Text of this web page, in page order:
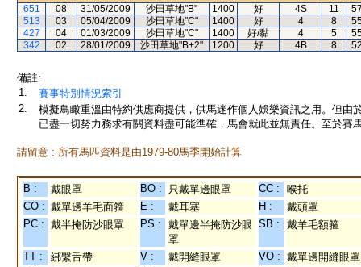
651
08 31/05/2009 沙田草地"B" 1400 好 4S 11
513
03 05/04/2009 沙田草地"C" 1400 好 4 8
427
04 01/03/2009 沙田草地"C" 1400 好/黏 4 5
342
02 28/01/2009 沙田草地"B+2" 1200 好 4B 8
備註:
1.
賽事特別情況索引
2.
模擬鳥瞰重溫由特約供應商提供，供馬迷作個人娛樂資訊之用。但
已盡一切努力務求有關資料盡可能準確，馬會就此並無責任。至於賽
請留意 : 所有馬匹資料是由1979-80馬季開始計算
B : 戴眼罩 BO : 只戴單邊眼罩 CC :
喉托
CO : 戴單邊羊毛面箍 E : 戴耳塞 H :
戴頭罩
PC : 戴半掩防沙眼罩 PS :
戴單邊半掩防沙眼
罩
SB : 戴羊毛額箍
TT : 綁繫舌帶 V : 戴開縫眼罩 VO : 戴單邊開縫眼罩